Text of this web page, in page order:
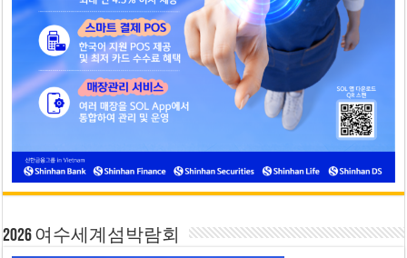
2026 여수세계섬박람회